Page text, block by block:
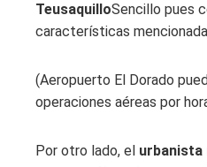
TeusaquilloSencillo pues
características
(Aeropuerto El Dorado
operaciones aéreas por
Por otro lado, el urbanista